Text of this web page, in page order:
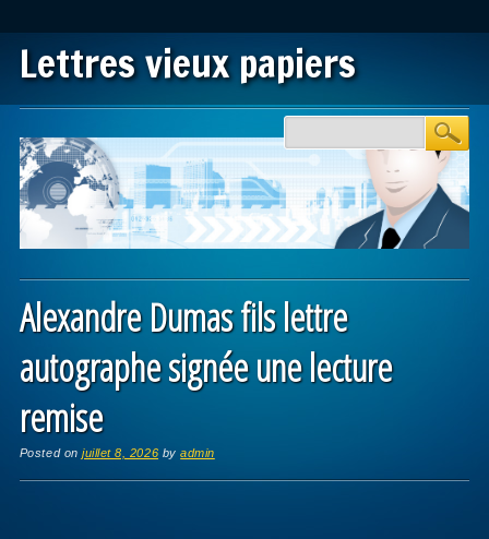
Lettres vieux papiers
Main menu
Alexandre Dumas fils lettre
autographe signée une lecture
remise
Posted onjuillet 8, 2026 byadmin